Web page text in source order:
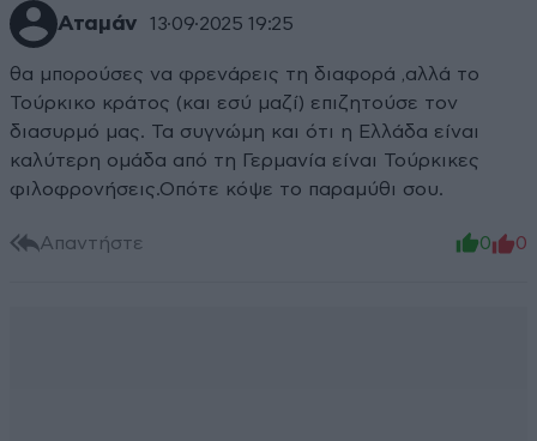
Αταμάν 13·09·2025 19:25
θα μπορούσες να φρενάρεις τη διαφορά ,αλλά το
Τούρκικο κράτος (και εσύ μαζί) επιζητούσε τον
διασυρμό μας. Τα συγνώμη και ότι η Ελλάδα είναι
καλύτερη ομάδα από τη Γερμανία είναι Τούρκικες
φιλοφρονήσεις.Οπότε κόψε το παραμύθι σου.
Απαντήστε 0 0